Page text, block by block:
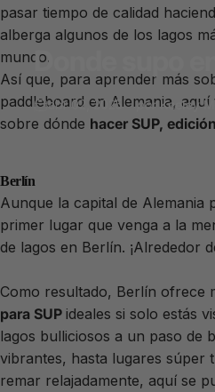
Donde
abr 02, 2025 porKeeley
pasar tiempo de calidad
alberga algunos de los lagos
mundo.
Así que, para aprender más
paddleboard en Alemania,
sobre dónde hacer SUP,
Berlín
Aunque la capital de Alemania
primer lugar que venga a la
de lagos en Berlín. ¡Alrededor
Como resultado, Berlín ofrece
para SUP ideales si solo estás
lagos bulliciosos a un paso de
vibrantes, hasta lugares súper
remar relajadamente, aquí se